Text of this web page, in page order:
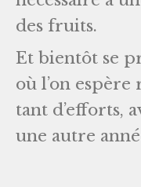
des fruits.
Et bientôt se
où l’on
tant d’efforts,
une autre